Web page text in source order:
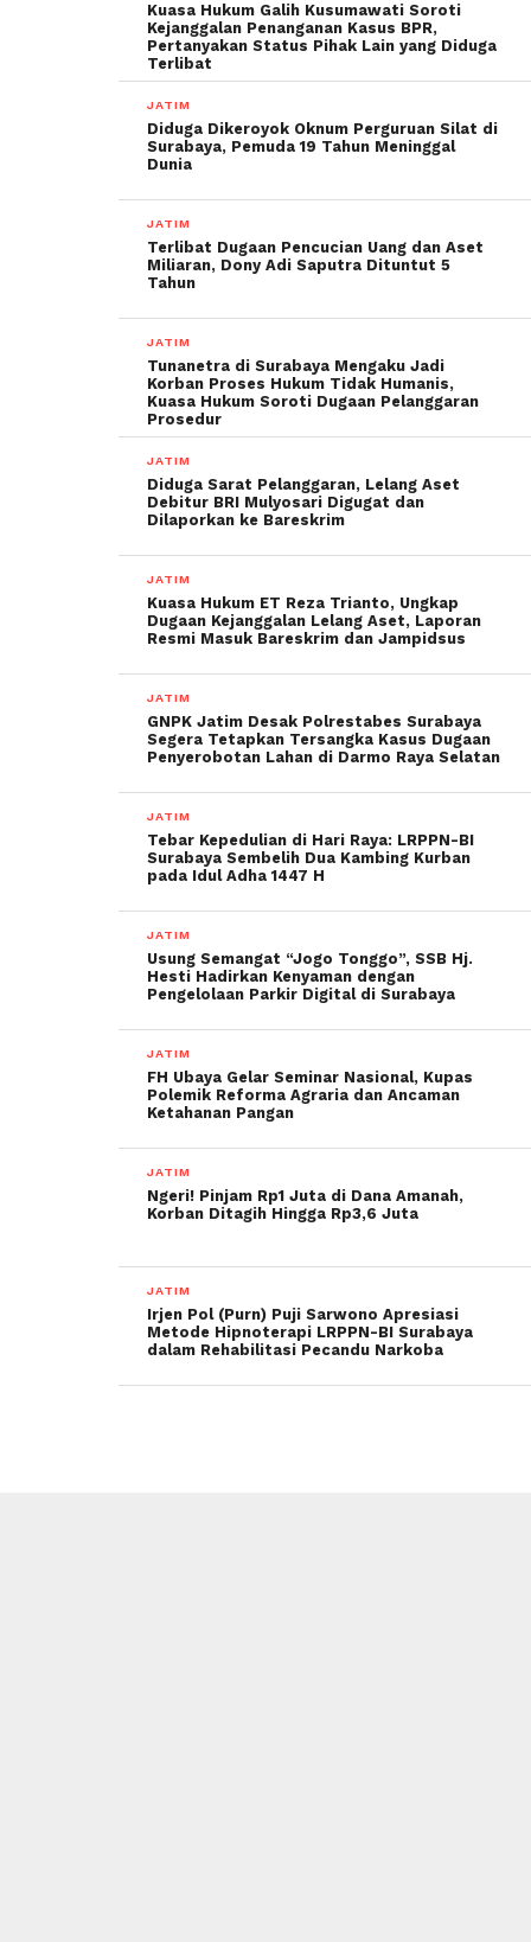
Kuasa Hukum Galih Kusumawati Soroti
Kejanggalan Penanganan Kasus BPR,
Pertanyakan Status Pihak Lain yang Diduga
Terlibat
JATIM
Diduga Dikeroyok Oknum Perguruan Silat di
Surabaya, Pemuda 19 Tahun Meninggal
Dunia
JATIM
Terlibat Dugaan Pencucian Uang dan Aset
Miliaran, Dony Adi Saputra Dituntut 5
Tahun
JATIM
Tunanetra di Surabaya Mengaku Jadi
Korban Proses Hukum Tidak Humanis,
Kuasa Hukum Soroti Dugaan Pelanggaran
Prosedur
JATIM
Diduga Sarat Pelanggaran, Lelang Aset
Debitur BRI Mulyosari Digugat dan
Dilaporkan ke Bareskrim
JATIM
Kuasa Hukum ET Reza Trianto, Ungkap
Dugaan Kejanggalan Lelang Aset, Laporan
Resmi Masuk Bareskrim dan Jampidsus
JATIM
GNPK Jatim Desak Polrestabes Surabaya
Segera Tetapkan Tersangka Kasus Dugaan
Penyerobotan Lahan di Darmo Raya Selatan
JATIM
Tebar Kepedulian di Hari Raya: LRPPN-BI
Surabaya Sembelih Dua Kambing Kurban
pada Idul Adha 1447 H
JATIM
Usung Semangat “Jogo Tonggo”, SSB Hj.
Hesti Hadirkan Kenyaman dengan
Pengelolaan Parkir Digital di Surabaya
JATIM
FH Ubaya Gelar Seminar Nasional, Kupas
Polemik Reforma Agraria dan Ancaman
Ketahanan Pangan
JATIM
Ngeri! Pinjam Rp1 Juta di Dana Amanah,
Korban Ditagih Hingga Rp3,6 Juta
JATIM
Irjen Pol (Purn) Puji Sarwono Apresiasi
Metode Hipnoterapi LRPPN-BI Surabaya
dalam Rehabilitasi Pecandu Narkoba